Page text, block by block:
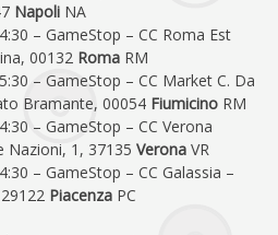
Napoli NA
– GameStop – CC Roma Est
00132 Roma RM
– GameStop – CC Market C. Da
Bramante, 00054 Fiumicino RM
– GameStop – CC Verona
Nazioni, 1, 37135 Verona VR
– GameStop – CC Galassia –
Piacenza PC